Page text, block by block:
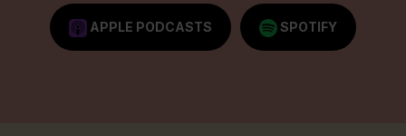
APPLE PODCASTS SPOTIFY